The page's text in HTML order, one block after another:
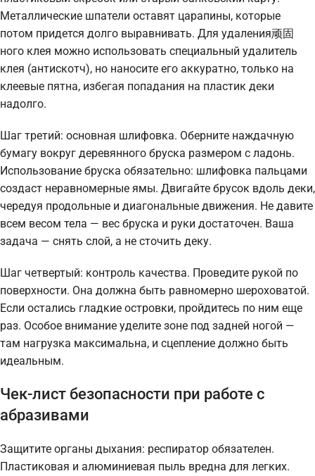
Металлические шпатели оставят царапины, которые
потом придется долго выравнивать. Для удаления顽固
ного клея можно использовать специальный удалитель
клея (антискотч), но наносите его аккуратно, только на
клеевые пятна, избегая попадания на пластик деки
надолго.
Шаг третий: основная шлифовка. Оберните наждачную
бумагу вокруг деревянного бруска размером с ладонь.
Использование бруска обязательно: шлифовка пальцами
создаст неравномерные ямы. Двигайте брусок вдоль деки,
чередуя продольные и диагональные движения. Не давите
всем весом тела — вес бруска и руки достаточен. Ваша
задача — снять слой, а не сточить деку.
Шаг четвертый: контроль качества. Проведите рукой по
поверхности. Она должна быть равномерно шероховатой.
Если остались гладкие островки, пройдитесь по ним еще
раз. Особое внимание уделите зоне под задней ногой —
там нагрузка максимальна, и сцепление должно быть
идеальным.
Чек-лист безопасности при работе с
абразивами
Защитите органы дыхания: респиратор обязателен.
Пластиковая и алюминиевая пыль вредна для легких.